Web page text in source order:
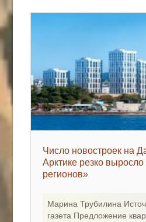
Число новостроек на
Арктике резко
регионов»
Марина Трубилина
газета Предложение